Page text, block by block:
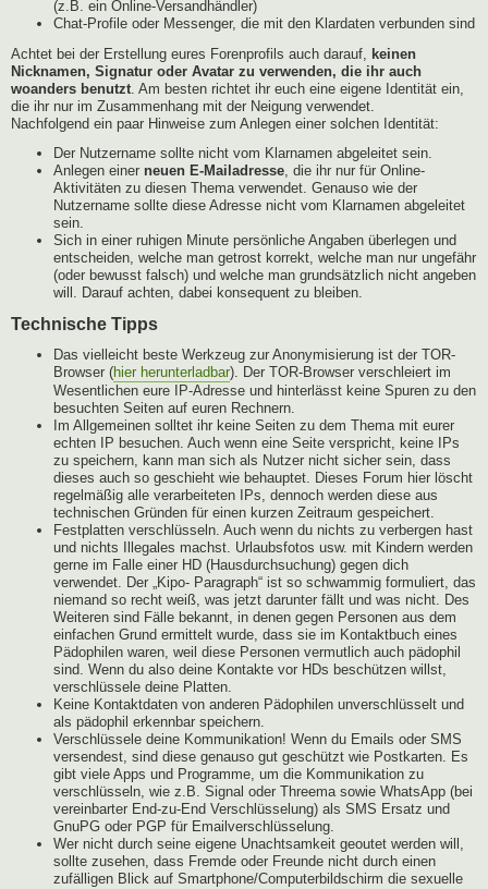
(z.B. ein Online-Versandhändler)
Chat-Profile oder Messenger, die mit den Klardaten verbunden sind
Achtet bei der Erstellung eures Forenprofils auch darauf, keinen
Nicknamen, Signatur oder Avatar zu verwenden, die ihr auch
woanders benutzt. Am besten richtet ihr euch eine eigene Identität ein,
die ihr nur im Zusammenhang mit der Neigung verwendet.
Nachfolgend ein paar Hinweise zum Anlegen einer solchen Identität:
Der Nutzername sollte nicht vom Klarnamen abgeleitet sein.
Anlegen einer neuen E-Mailadresse , die ihr nur für Online-
Aktivitäten zu diesen Thema verwendet. Genauso wie der
Nutzername sollte diese Adresse nicht vom Klarnamen abgeleitet
sein.
Sich in einer ruhigen Minute persönliche Angaben überlegen und
entscheiden, welche man getrost korrekt, welche man nur ungefähr
(oder bewusst falsch) und welche man grundsätzlich nicht angeben
will. Darauf achten, dabei konsequent zu bleiben.
Technische Tipps
Das vielleicht beste Werkzeug zur Anonymisierung ist der TOR-
Browser (hier herunterladbar). Der TOR-Browser verschleiert im
Wesentlichen eure IP-Adresse und hinterlässt keine Spuren zu den
besuchten Seiten auf euren Rechnern.
Im Allgemeinen solltet ihr keine Seiten zu dem Thema mit eurer
echten IP besuchen. Auch wenn eine Seite verspricht, keine IPs
zu speichern, kann man sich als Nutzer nicht sicher sein, dass
dieses auch so geschieht wie behauptet. Dieses Forum hier löscht
regelmäßig alle verarbeiteten IPs, dennoch werden diese aus
technischen Gründen für einen kurzen Zeitraum gespeichert.
Festplatten verschlüsseln. Auch wenn du nichts zu verbergen hast
und nichts Illegales machst. Urlaubsfotos usw. mit Kindern werden
gerne im Falle einer HD (Hausdurchsuchung) gegen dich
verwendet. Der „Kipo- Paragraph“ ist so schwammig formuliert, das
niemand so recht weiß, was jetzt darunter fällt und was nicht. Des
Weiteren sind Fälle bekannt, in denen gegen Personen aus dem
einfachen Grund ermittelt wurde, dass sie im Kontaktbuch eines
Pädophilen waren, weil diese Personen vermutlich auch pädophil
sind. Wenn du also deine Kontakte vor HDs beschützen willst,
verschlüssele deine Platten.
Keine Kontaktdaten von anderen Pädophilen unverschlüsselt und
als pädophil erkennbar speichern.
Verschlüssele deine Kommunikation! Wenn du Emails oder SMS
versendest, sind diese genauso gut geschützt wie Postkarten. Es
gibt viele Apps und Programme, um die Kommunikation zu
verschlüsseln, wie z.B. Signal oder Threema sowie WhatsApp (bei
vereinbarter End-zu-End Verschlüsselung) als SMS Ersatz und
GnuPG oder PGP für Emailverschlüsselung.
Wer nicht durch seine eigene Unachtsamkeit geoutet werden will,
sollte zusehen, dass Fremde oder Freunde nicht durch einen
zufälligen Blick auf Smartphone/Computerbildschirm die sexuelle